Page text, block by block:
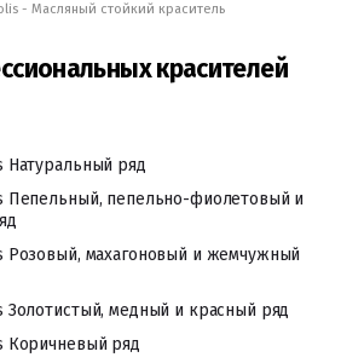
- Масляный стойкий краситель
красителей
Натуральный ряд
Пепельный, пепельно-фиолетовый и
Розовый, махагоновый и жемчужный
Золотистый, медный и красный ряд
Коричневый ряд